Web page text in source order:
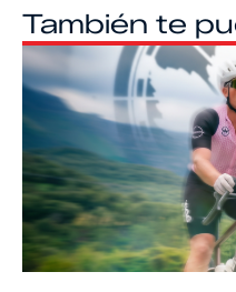
También te